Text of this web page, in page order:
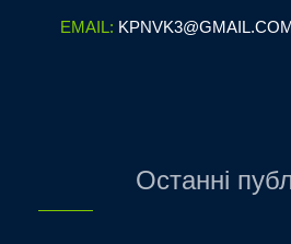
EMAIL:
Останні